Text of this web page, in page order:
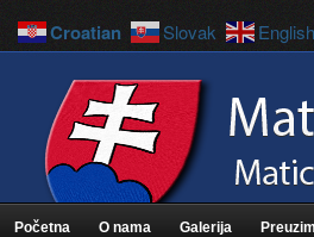
Početna O nama Galerija
Croatian Slovak English